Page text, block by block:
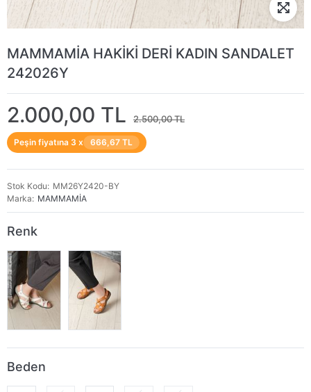
MAMMAMİA HAKİKİ DERİ KADIN SANDALET
242026Y
2.000,00 TL 2.500,00 TL
Peşin fiyatına 3 x 666,67 TL
Stok Kodu
MM26Y2420-BY
Marka
MAMMAMİA
Renk
Beden